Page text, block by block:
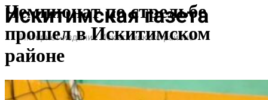
Чемпионат по стрельбе
прошел в Искитимском
районе